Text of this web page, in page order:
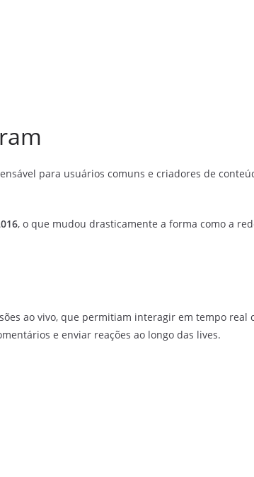
para usuários comuns e criadores de
, o que mudou drasticamente a forma como a
ao vivo, que permitiam interagir em tempo real
e enviar reações ao longo das lives.